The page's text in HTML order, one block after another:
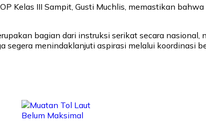
Kelas III Sampit, Gusti Muchlis, memastikan
bagian dari instruksi serikat secara nasional,
menindaklanjuti aspirasi melalui koordinasi